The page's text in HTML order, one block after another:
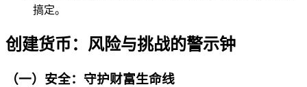
搞定。
创建货币：风险与挑战的警示钟
（一）安全：守护财富生命线